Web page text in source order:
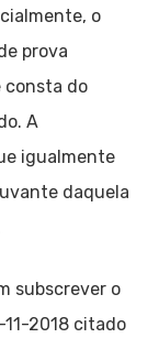
o
prova
consta do
A
igualmente
daquela
subscrever o
2018 citado